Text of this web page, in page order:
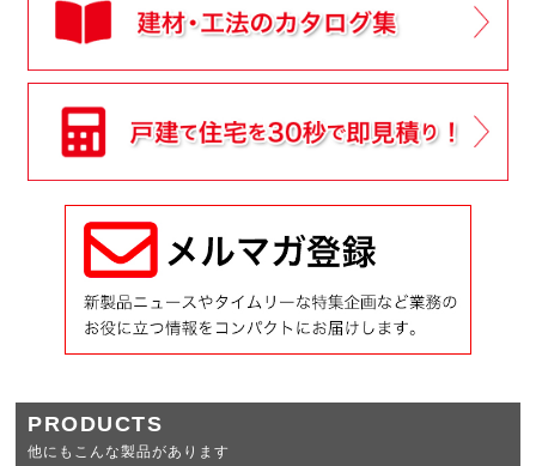
PRODUCTS
他にもこんな製品があります